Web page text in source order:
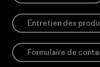
Entretien des
Formulaire de